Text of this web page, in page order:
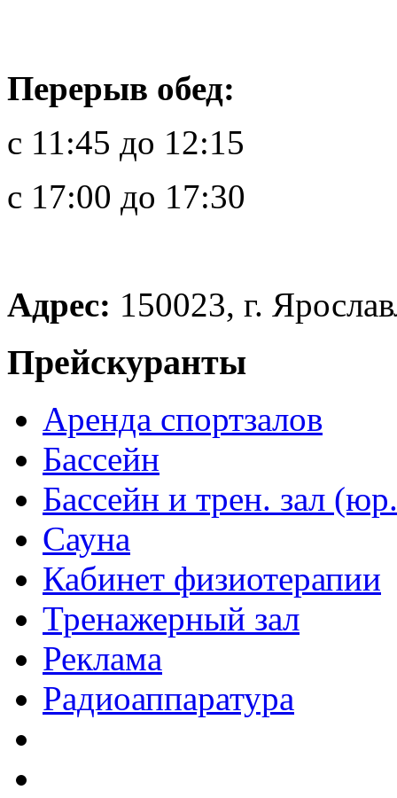
Перерыв обед:
с 11:45 до 12:15
с 17:00 до 17:30
Адрес: 150023, г.
Прейскуранты
Аренда спортзалов
Бассейн
Бассейн и трен. зал
Сауна
Кабинет физиотерапии
Тренажерный зал
Реклама
Радиоаппаратура